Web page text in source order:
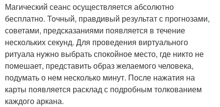
Магический сеанс осуществляется абсолютно
бесплатно. Точный, правдивый результат с прогнозами,
советами, предсказаниями появляется в течение
нескольких секунд. Для проведения виртуального
ритуала нужно выбрать спокойное место, где никто не
помешает, представить образ желаемого человека,
подумать о нем несколько минут. После нажатия на
карты появляется расклад с подробным толкованием
каждого аркана.